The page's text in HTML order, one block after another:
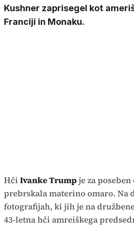
Kushner zaprisegel kot
Franciji in Monaku.
Hči Ivanke Trumpje za
prebrskala materino omaro. Na
fotografijah, ki jih je na
43-letna hči amreiškega